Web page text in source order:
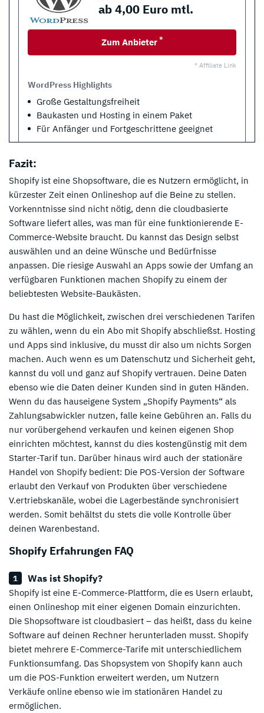
ab 4,00 Euro mtl.
Zum Anbieter *
* Affiliate Link
WordPress Highlights
Große Gestaltungsfreiheit
Baukasten und Hosting in einem Paket
Für Anfänger und Fortgeschrittene geeignet
Fazit:
Shopify ist eine Shopsoftware, die es Nutzern ermöglicht, in
kürzester Zeit einen Onlineshop auf die Beine zu stellen.
Vorkenntnisse sind nicht nötig, denn die cloudbasierte
Software liefert alles, was man für eine funktionierende E-
Commerce-Website braucht. Du kannst das Design selbst
auswählen und an deine Wünsche und Bedürfnisse
anpassen. Die riesige Auswahl an Apps sowie der Umfang an
verfügbaren Funktionen machen Shopify zu einem der
beliebtesten Website-Baukästen.
Du hast die Möglichkeit, zwischen drei verschiedenen Tarifen
zu wählen, wenn du ein Abo mit Shopify abschließst. Hosting
und Apps sind inklusive, du musst dir also um nichts Sorgen
machen. Auch wenn es um Datenschutz und Sicherheit geht,
kannst du voll und ganz auf Shopify vertrauen. Deine Daten
ebenso wie die Daten deiner Kunden sind in guten Händen.
Wenn du das hauseigene System „Shopify Payments“ als
Zahlungsabwickler nutzen, falle keine Gebühren an. Falls du
nur vorübergehend verkaufen und keinen eigenen Shop
einrichten möchtest, kannst du dies kostengünstig mit dem
Starter-Tarif tun. Darüber hinaus wird auch der stationäre
Handel von Shopify bedient: Die POS-Version der Software
erlaubt den Verkauf von Produkten über verschiedene
V.ertriebskanäle, wobei die Lagerbestände synchronisiert
werden. Somit behältst du stets die volle Kontrolle über
deinen Warenbestand.
Shopify Erfahrungen FAQ
Was ist Shopify?
Shopify ist eine E-Commerce-Plattform, die es Usern erlaubt,
einen Onlineshop mit einer eigenen Domain einzurichten.
Die Shopsoftware ist cloudbasiert – das heißt, dass du keine
Software auf deinen Rechner herunterladen musst. Shopify
bietet mehrere E-Commerce-Tarife mit unterschiedlichem
Funktionsumfang. Das Shopsystem von Shopify kann auch
um die POS-Funktion erweitert werden, um Nutzern
Verkäufe online ebenso wie im stationären Handel zu
ermöglichen.
ab 5 Euro mtl. Zum Anbieter